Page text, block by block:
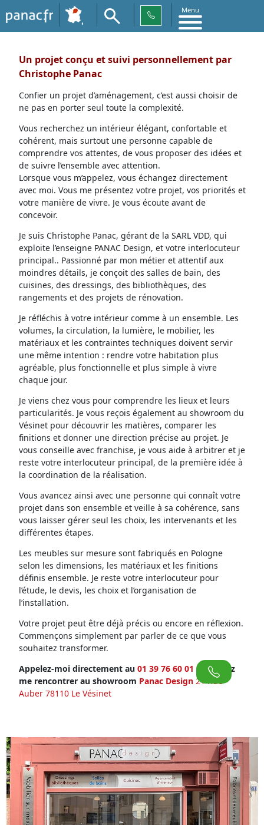
Menu
Un projet conçu et suivi personnellement par
Christophe Panac
Confier un projet d’aménagement, c’est aussi choisir de
ne pas en porter seul toute la complexité.
Vous recherchez un intérieur élégant, confortable et
cohérent, mais surtout une personne capable de
comprendre vos attentes, de vous proposer des idées et
de suivre l’ensemble avec attention.
Lorsque vous m’appelez, vous échangez directement
avec moi. Vous me présentez votre projet, vos priorités et
votre manière de vivre. Je vous écoute avant de
concevoir.
Je suis Christophe Panac, gérant de la SARL VDD, qui
exploite l’enseigne PANAC Design, et votre interlocuteur
principal.. Passionné par mon métier et attentif aux
moindres détails, je conçoit des salles de bain, des
cuisines, des dressings, des bibliothèques, des
rangements et des projets de rénovation.
Je réfléchis à votre intérieur comme à un ensemble. Les
volumes, la circulation, la lumière, le mobilier, les
matériaux et les contraintes techniques doivent servir
une même intention : rendre votre habitation plus
agréable, plus fonctionnelle et plus simple à vivre
chaque jour.
Je viens chez vous pour comprendre les lieux et leurs
particularités. Je vous reçois également au showroom du
Vésinet pour découvrir les matières, comparer les
finitions et donner une direction précise au projet. Je
vous conseille avec franchise, je vous aide à arbitrer et je
reste votre interlocuteur principal, de la première idée à
la coordination de la réalisation.
Vous avancez ainsi avec une personne qui connaît votre
projet dans son ensemble et veille à sa cohérence, sans
vous laisser gérer seul les choix, les intervenants et les
différentes étapes.
Les meubles sur mesure sont fabriqués en Pologne
selon les dimensions, les matériaux et les finitions
définis ensemble. Je reste votre interlocuteur pour
l’étude, le devis, les choix et l’organisation de
l’installation.
Votre projet peut être déjà précis ou encore en réflexion.
Commençons simplement par parler de ce que vous
souhaitez transformer.
Appelez-moi directement au 01 39 76 60 01 ou venez
me rencontrer au showroom Panac Design 21 Rue
Auber 78110 Le Vésinet